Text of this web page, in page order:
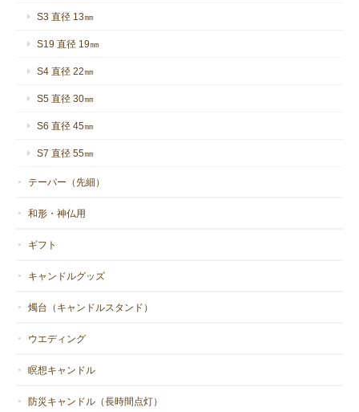
S3 直径 13㎜
S19 直径 19㎜
S4 直径 22㎜
S5 直径 30㎜
S6 直径 45㎜
S7 直径 55㎜
テーパー（先細）
和形・神仏用
ギフト
キャンドルグッズ
燭台（キャンドルスタンド）
ウエディング
瞑想キャンドル
防災キャンドル（長時間点灯）